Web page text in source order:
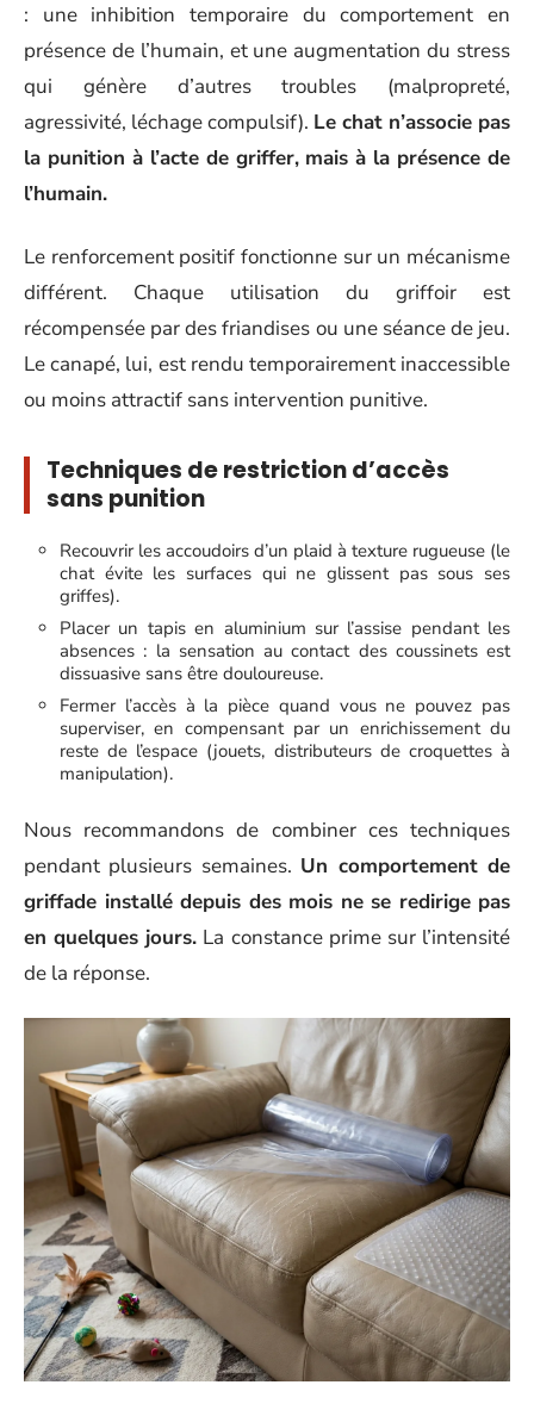
: une inhibition temporaire du comportement en
présence de l’humain, et une augmentation du stress
qui génère d’autres troubles (malpropreté,
agressivité, léchage compulsif). Le chat n’associe pas
la punition à l’acte de griffer, mais à la présence de
l’humain.
Le renforcement positif fonctionne sur un mécanisme
différent. Chaque utilisation du griffoir est
récompensée par des friandises ou une séance de jeu.
Le canapé, lui, est rendu temporairement inaccessible
ou moins attractif sans intervention punitive.
Techniques de restriction d’accès
sans punition
Recouvrir les accoudoirs d’un plaid à texture rugueuse (le
chat évite les surfaces qui ne glissent pas sous ses
griffes).
Placer un tapis en aluminium sur l’assise pendant les
absences : la sensation au contact des coussinets est
dissuasive sans être douloureuse.
Fermer l’accès à la pièce quand vous ne pouvez pas
superviser, en compensant par un enrichissement du
reste de l’espace (jouets, distributeurs de croquettes à
manipulation).
Nous recommandons de combiner ces techniques
pendant plusieurs semaines. Un comportement de
griffade installé depuis des mois ne se redirige pas
en quelques jours. La constance prime sur l’intensité
de la réponse.